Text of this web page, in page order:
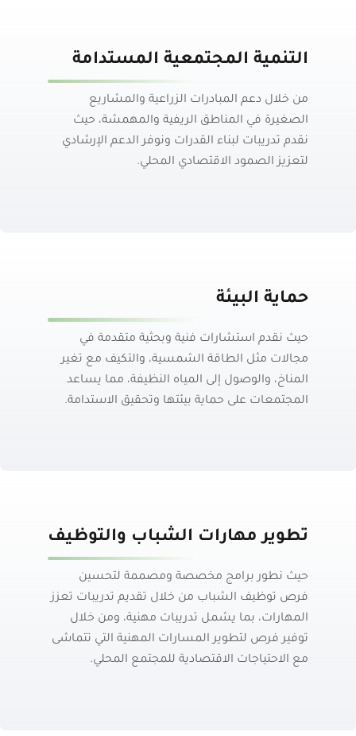
التنمية المجتمعية المستدامة
من خلال دعم المبادرات الزراعية والمشاريع
الصغيرة في المناطق الريفية والمهمشة، حيث
نقدم تدريبات لبناء القدرات ونوفر الدعم الإرشادي
لتعزيز الصمود الاقتصادي المحلي.
حماية البيئة
حيث نقدم استشارات فنية وبحثية متقدمة في
مجالات مثل الطاقة الشمسية، والتكيف مع تغير
المناخ، والوصول إلى المياه النظيفة، مما يساعد
المجتمعات على حماية بيئتها وتحقيق الاستدامة.
تطوير مهارات الشباب والتوظيف
حيث نطور برامج مخصصة ومصممة لتحسين
فرص توظيف الشباب من خلال تقديم تدريبات تعزز
المهارات، بما يشمل تدريبات مهنية، ومن خلال
توفير فرص لتطوير المسارات المهنية التي تتماشى
مع الاحتياجات الاقتصادية للمجتمع المحلي.